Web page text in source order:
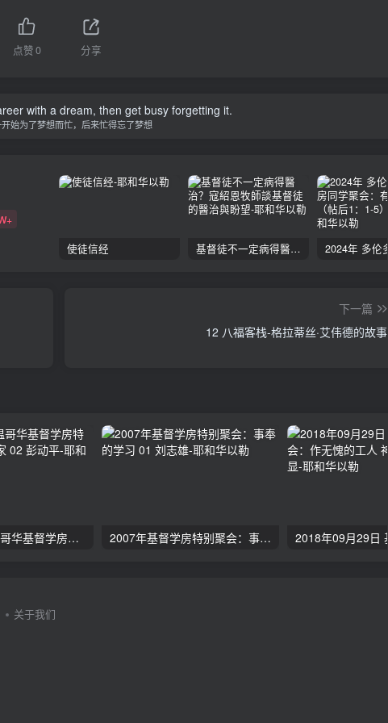
点赞0 分享
with a dream, then get busy forgetting it.
始为了梦想而忙，后来忙得忘了梦想
使徒信经 基督徒不一定病得醫治？寇紹恩牧師談基督徒的醫治與盼望
下一篇
12 八福客栈-格拉蒂丝·艾伟德的故事
2024年11月 温哥华基督学房特会：有见识的管家 02 彭动平 2007年基督学房特别聚会：事奉的学习 01 刘志雄
关于我们